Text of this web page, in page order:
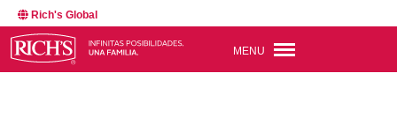
Rich's Global
MENU